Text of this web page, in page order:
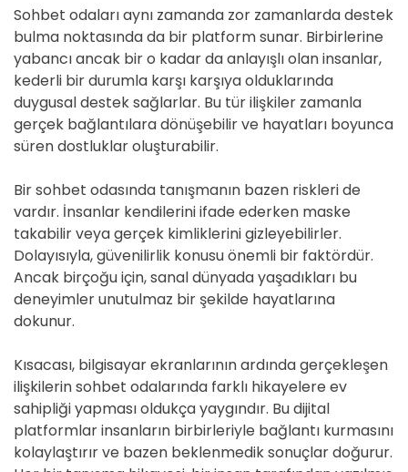
Sohbet odaları aynı zamanda zor zamanlarda destek
bulma noktasında da bir platform sunar. Birbirlerine
yabancı ancak bir o kadar da anlayışlı olan insanlar,
kederli bir durumla karşı karşıya olduklarında
duygusal destek sağlarlar. Bu tür ilişkiler zamanla
gerçek bağlantılara dönüşebilir ve hayatları boyunca
süren dostluklar oluşturabilir.
Bir sohbet odasında tanışmanın bazen riskleri de
vardır. İnsanlar kendilerini ifade ederken maske
takabilir veya gerçek kimliklerini gizleyebilirler.
Dolayısıyla, güvenilirlik konusu önemli bir faktördür.
Ancak birçoğu için, sanal dünyada yaşadıkları bu
deneyimler unutulmaz bir şekilde hayatlarına
dokunur.
Kısacası, bilgisayar ekranlarının ardında gerçekleşen
ilişkilerin sohbet odalarında farklı hikayelere ev
sahipliği yapması oldukça yaygındır. Bu dijital
platformlar insanların birbirleriyle bağlantı kurmasını
kolaylaştırır ve bazen beklenmedik sonuçlar doğurur.